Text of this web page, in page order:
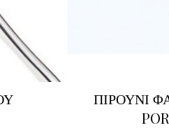
ΠΙΡΟΥΝΙ